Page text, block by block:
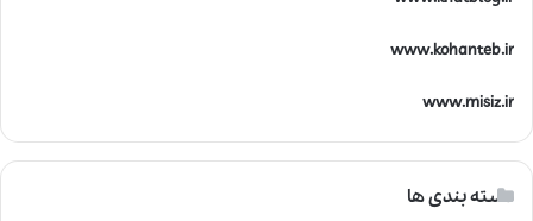
www.kohanteb.ir
www.misiz.ir
دسته بندی ها